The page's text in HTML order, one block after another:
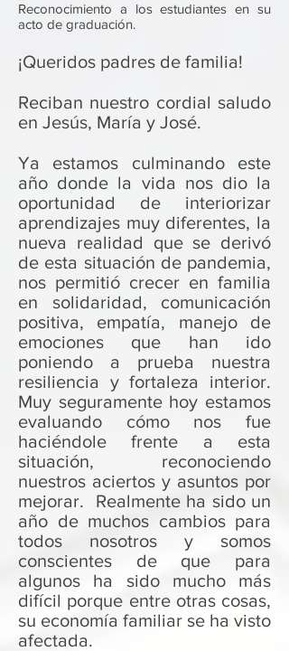
Reconocimiento a los estudiantes en su
acto de graduación.
¡Queridos padres de familia!
Reciban nuestro cordial saludo
en Jesús, María y José.
Ya estamos culminando este
año donde la vida nos dio la
oportunidad de interiorizar
aprendizajes muy diferentes, la
nueva realidad que se derivó
de esta situación de pandemia,
nos permitió crecer en familia
en solidaridad, comunicación
positiva, empatía, manejo de
emociones que han ido
poniendo a prueba nuestra
resiliencia y fortaleza interior.
Muy seguramente hoy estamos
evaluando cómo nos fue
haciéndole frente a esta
situación, reconociendo
nuestros aciertos y asuntos por
mejorar. Realmente ha sido un
año de muchos cambios para
todos nosotros y somos
conscientes de que para
algunos ha sido mucho más
difícil porque entre otras cosas,
su economía familiar se ha visto
afectada.